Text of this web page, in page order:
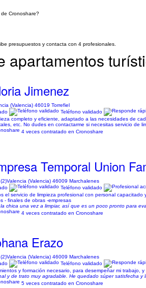
Cronoshare?
presupuestos y contacta con 4 profesionales.
apartamentos
Jimenez
(Valencia) 46019 Torrefiel
Teléfono validado
completo y eficiente, adaptado a las necesidades de
etc. No dudes en contactarme si necesitas servicio de
4 veces contratado en Cronoshare
Temporal Union
Valencia (Valencia) 46009 Marchalenes
Teléfono validado
el servicio de limpieza profesional con personal
- finales de obras -empresas
chica una vez a limpiar, así que es un poco pronto para
4 veces contratado en Cronoshare
Erazo
Valencia (Valencia) 46009 Marchalenes
Teléfono validado
y formación necesario, para desempeñar mi trabajo,
y de trato muy agradable. He quedado súper satisfecha y
5 veces contratado en Cronoshare